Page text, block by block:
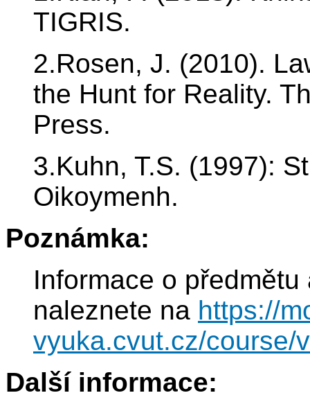
TIGRIS.
2.Rosen, J. (2010).
the Hunt for Reality.
Press.
3.Kuhn, T.S. (1997):
Oikoymenh.
Poznámka:
Informace o
naleznete na https://
vyuka.cvut.cz/course/
Další informace: